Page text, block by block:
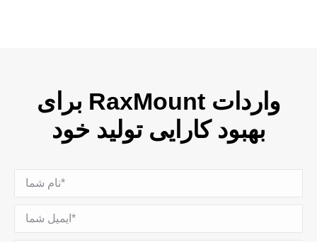
واردات RaxMount برای
بهبود کارایی تولید خود